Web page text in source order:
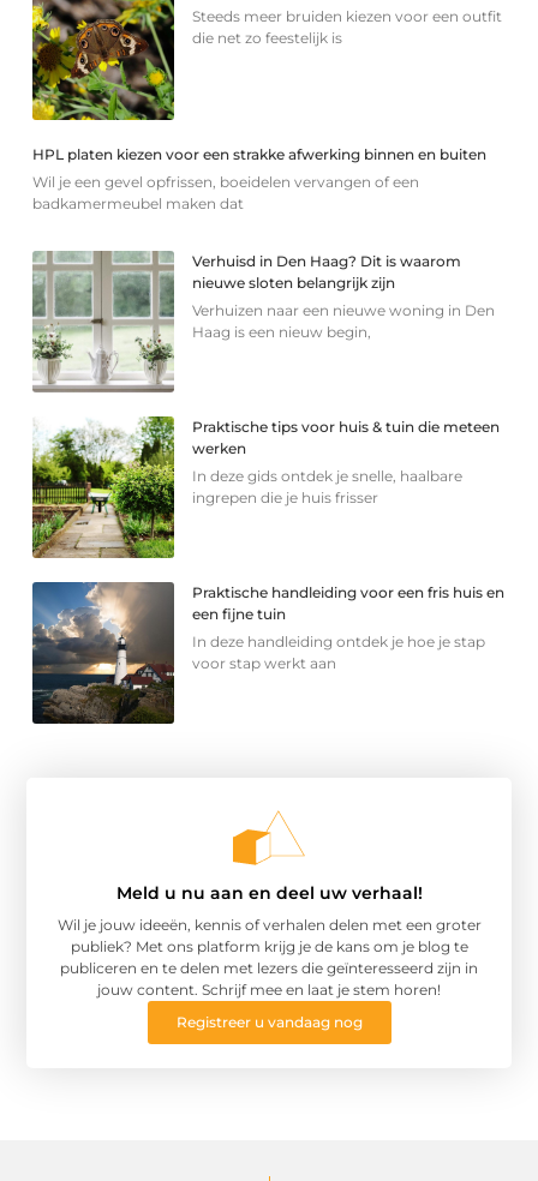
Steeds meer bruiden kiezen voor een outfit
die net zo feestelijk is
HPL platen kiezen voor een strakke afwerking binnen en buiten
Wil je een gevel opfrissen, boeidelen vervangen of een
badkamermeubel maken dat
Verhuisd in Den Haag? Dit is waarom
nieuwe sloten belangrijk zijn
Verhuizen naar een nieuwe woning in Den
Haag is een nieuw begin,
Praktische tips voor huis & tuin die meteen
werken
In deze gids ontdek je snelle, haalbare
ingrepen die je huis frisser
Praktische handleiding voor een fris huis en
een fijne tuin
In deze handleiding ontdek je hoe je stap
voor stap werkt aan
Meld u nu aan en deel uw verhaal!
Wil je jouw ideeën, kennis of verhalen delen met een groter
publiek? Met ons platform krijg je de kans om je blog te
publiceren en te delen met lezers die geïnteresseerd zijn in
jouw content. Schrijf mee en laat je stem horen!
Registreer u vandaag nog